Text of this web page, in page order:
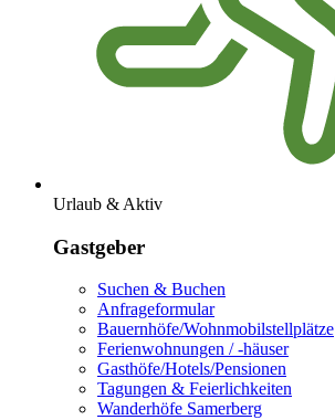
Urlaub & Aktiv
Gastgeber
Suchen & Buchen
Anfrageformular
Bauernhöfe/Wohnmobilstellplätze
Ferienwohnungen / -häuser
Gasthöfe/Hotels/Pensionen
Tagungen & Feierlichkeiten
Wanderhöfe Samerberg